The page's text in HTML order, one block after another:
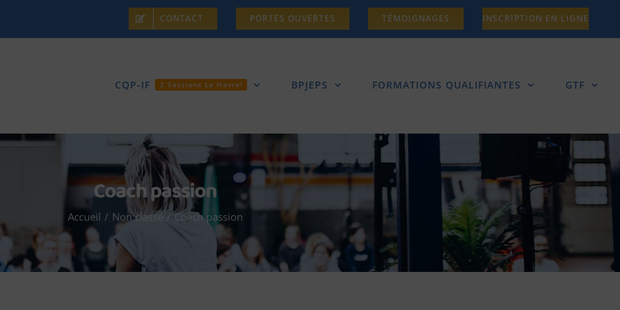
CONTACT PORTES OUVERTES TÉMOIGNAGES INSCRIPTION EN LIGNE
CQP-IF 2 Sessions Le Havre! BPJEPS FORMATIONS QUALIFIANTES GTF
Coach passion
Accueil / Non classé / Coach passion